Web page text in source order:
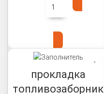
прокладка
топливозаборник